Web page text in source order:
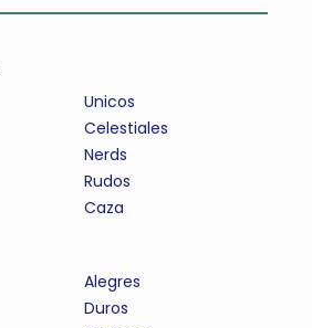
Unicos
Celestiales
Nerds
Rudos
Caza
Alegres
Duros